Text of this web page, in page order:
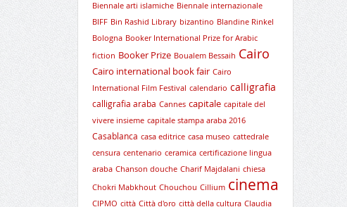
Biennale arti islamiche Biennale internazionale
BIFF Bin Rashid Library bizantino Blandine Rinkel
Bologna Booker International Prize for Arabic
fiction Booker Prize Boualem Bessaih Cairo
Cairo international book fair Cairo
International Film Festival calendario calligrafia
calligrafia araba Cannes capitale capitale del
vivere insieme capitale stampa araba 2016
Casablanca casa editrice casa museo cattedrale
censura centenario ceramica certificazione lingua
araba Chanson douche Charif Majdalani chiesa
Chokri Mabkhout Chouchou Cillium cinema
CIPMO città Città d'oro città della cultura Claudia